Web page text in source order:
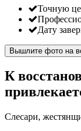
Точную
Дату
Вышлите фото на
К
Слесари,